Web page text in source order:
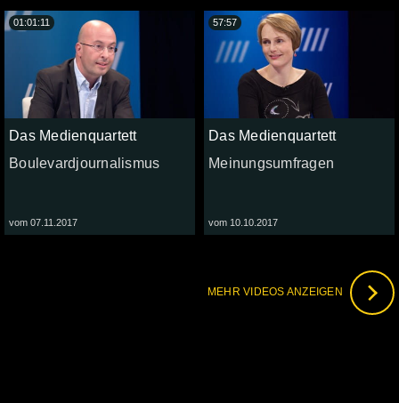
Das Medienquartett
Boulevardjournalismus
vom 07.11.2017
01:01:11
Das Medienquartett
Meinungsumfragen
vom 10.10.2017
57:57
MEHR VIDEOS ANZEIGEN